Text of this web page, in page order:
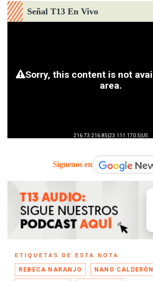
Señal T13 En Vivo
Síguenos en
ETIQUETAS DE ESTA NOTA
REBECA NARANJO NANO CALDERÓN